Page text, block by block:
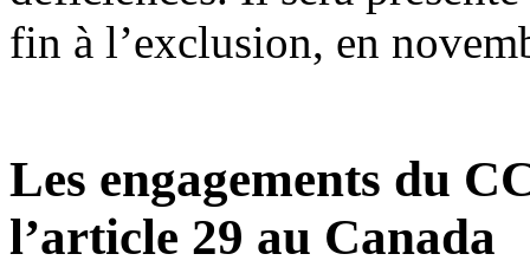
fin à l’exclusion, en
Les engagements du
l’article 29 au Canada